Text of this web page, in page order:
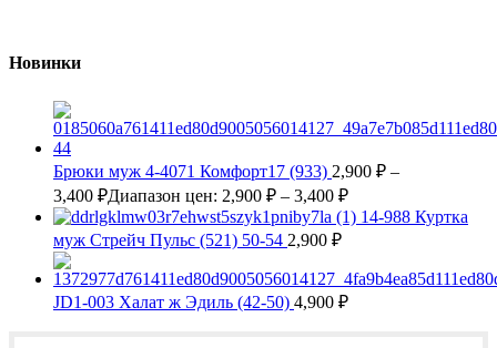
Новинки
Брюки муж 4-4071 Комфорт17 (933) 2,900 ₽ –
3,400 ₽Диапазон цен: 2,900 ₽ – 3,400 ₽
14-988 Куртка
муж Стрейч Пульс (521) 50-54 2,900 ₽
JD1-003 Халат ж Эдиль (42-50) 4,900 ₽